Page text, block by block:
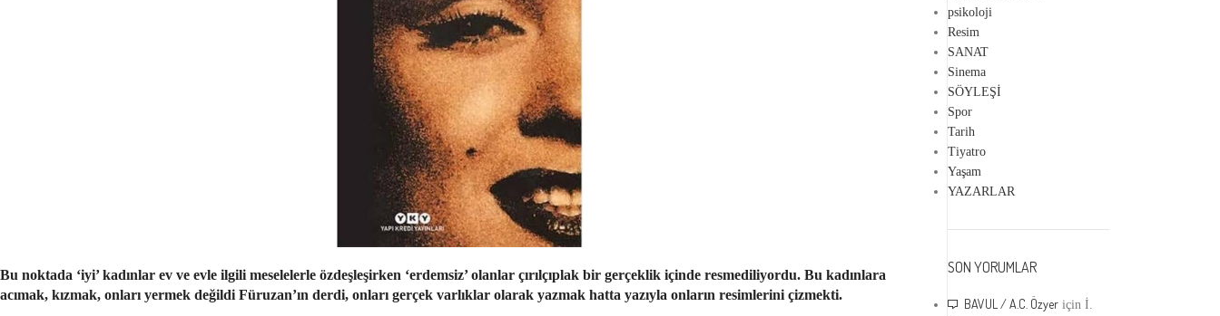
Bu noktada ‘iyi’ kadınlar ev ve evle ilgili meselelerle özdeşleşirken ‘erdemsiz’ olanlar çırılçıplak bir gerçeklik içinde resmediliyordu. Bu kadınlara
acımak, kızmak, onları yermek değildi Füruzan’ın derdi, onları gerçek varlıklar olarak yazmak hatta yazıyla onların resimlerini çizmekti.
psikoloji
Resim
SANAT
Sinema
SÖYLEŞİ
Spor
Tarih
Tiyatro
Yaşam
YAZARLAR
SON YORUMLAR
BAVUL / A.C. Özyer içinİ.